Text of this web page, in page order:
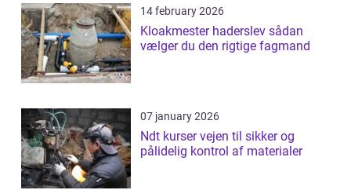
14 february 2026
Kloakmester haderslev sådan
vælger du den rigtige fagmand
07 january 2026
Ndt kurser vejen til sikker og
pålidelig kontrol af materialer